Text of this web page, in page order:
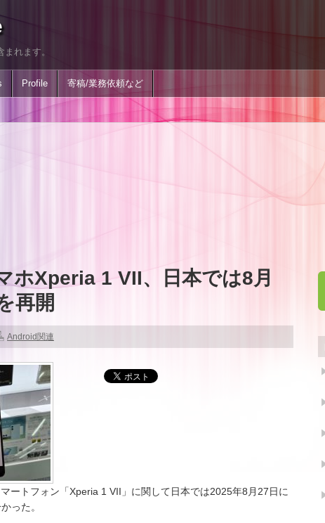
れます。
Profile 寄稿/業務依頼など
ホXperia 1 VII、日本では8月
再開
Android関連
ートフォン「Xperia 1 VII」に関して日本では2025年8月27日に
った。